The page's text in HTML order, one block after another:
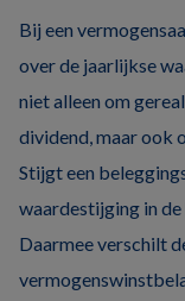
Bij een
over de jaarlijkse
niet alleen om
dividend, maar ook
Stijgt een
waardestijging in
Daarmee verschilt